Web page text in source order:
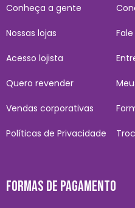
Conheça a gente
Nossas lojas
Acesso lojista
Quero revender
Vendas corporativas
Políticas de Privacidade
FORMAS DE PAGAMENTO